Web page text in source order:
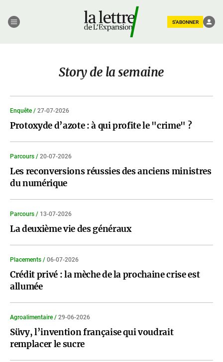
S'ABONNER
Story de la semaine
Enquête / 27-07-2026
Protoxyde d’azote : à qui profite le "crime" ?
Parcours / 20-07-2026
Les reconversions réussies des anciens ministres
du numérique
Parcours / 13-07-2026
La deuxième vie des généraux
Placements / 06-07-2026
Crédit privé : la mèche de la prochaine crise est
allumée
Agroalimentaire / 29-06-2026
Süvy, l’invention française qui voudrait
remplacer le sucre